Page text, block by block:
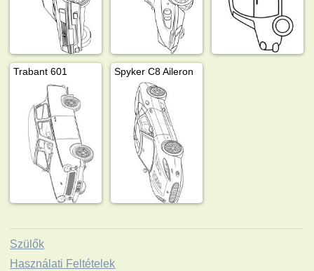
Trabant 601 Spyker C8 Aileron
Szülők
Használati Feltételek